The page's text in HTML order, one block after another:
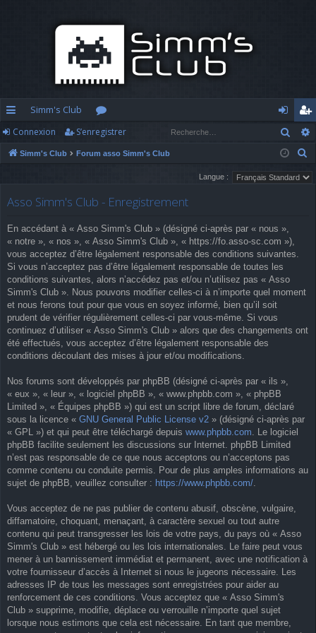
cc
ès
pi
d
e
Simm's Club
or
u
s
o
n
n
io
n
’e
nr
eg
Connexion S’enregistrer
Simm's Club Forum asso Simm's Club
c
Langue :
Asso Simm's Club - Enregistrement
En accédant à « Asso Simm's Club » (désigné ci-après par « nous »,
« notre », « nos », « Asso Simm's Club », « https://fo.asso-sc.com »),
vous acceptez d’être légalement responsable des conditions suivantes.
Si vous n’acceptez pas d’être légalement responsable de toutes les
conditions suivantes, alors n’accédez pas et/ou n’utilisez pas « Asso
Simm's Club ». Nous pouvons modifier celles-ci à n’importe quel moment
et nous ferons tout pour que vous en soyez informé, bien qu’il soit
prudent de vérifier régulièrement celles-ci par vous-même. Si vous
continuez d’utiliser « Asso Simm's Club » alors que des changements ont
été effectués, vous acceptez d’être légalement responsable des
conditions découlant des mises à jour et/ou modifications.
Nos forums sont développés par phpBB (désigné ci-après par « ils »,
« eux », « leur », « logiciel phpBB », « www.phpbb.com », « phpBB
Limited », « Équipes phpBB ») qui est un script libre de forum, déclaré
sous la licence « GNU General Public License v2 » (désigné ci-après par
« GPL ») et qui peut être téléchargé depuis www.phpbb.com . Le logiciel
phpBB facilite seulement les discussions sur Internet. phpBB Limited
n’est pas responsable de ce que nous acceptons ou n’acceptons pas
comme contenu ou conduite permis. Pour de plus amples informations au
sujet de phpBB, veuillez consulter : https://www.phpbb.com/
Vous acceptez de ne pas publier de contenu abusif, obscène, vulgaire,
diffamatoire, choquant, menaçant, à caractère sexuel ou tout autre
contenu qui peut transgresser les lois de votre pays, du pays où « Asso
Simm's Club » est hébergé ou les lois internationales. Le faire peut vous
mener à un bannissement immédiat et permanent, avec une notification à
votre fournisseur d’accès à Internet si nous le jugeons nécessaire. Les
adresses IP de tous les messages sont enregistrées pour aider au
renforcement de ces conditions. Vous acceptez que « Asso Simm's
Club » supprime, modifie, déplace ou verrouille n’importe quel sujet
lorsque nous estimons que cela est nécessaire. En tant que membre,